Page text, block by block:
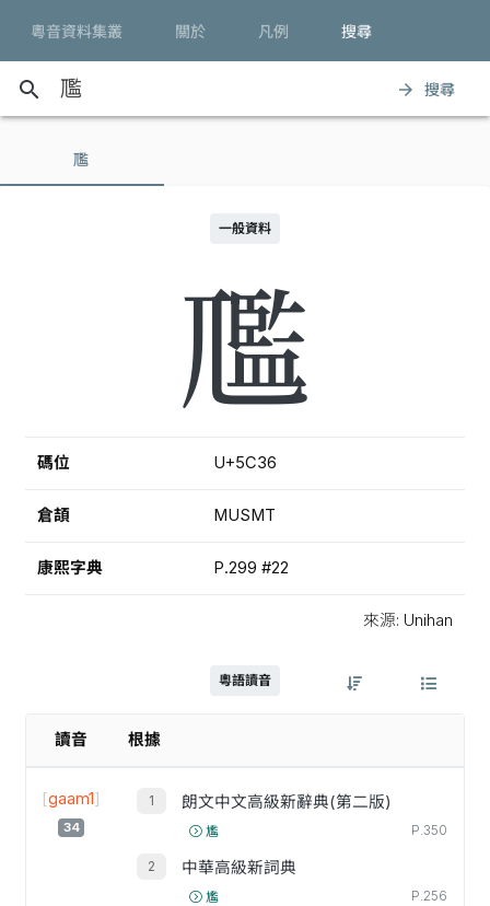
粵音資料集叢 關於 凡例 搜尋
search arrow_forward 搜尋
尶
一般資料
尶
碼位 U+5C36
倉頡 MUSMT
康熙字典 P.299 #22
來源: Unihan
粵語讀音
讀音 根據
[gaam1]
34
朗文中文高級新辭典(第二版)
尷 P.350
中華高級新詞典
尷 P.256